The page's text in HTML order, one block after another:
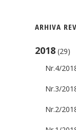
ARHIVA
2018 (29)
Nr.4/
Nr.3/
Nr.2/